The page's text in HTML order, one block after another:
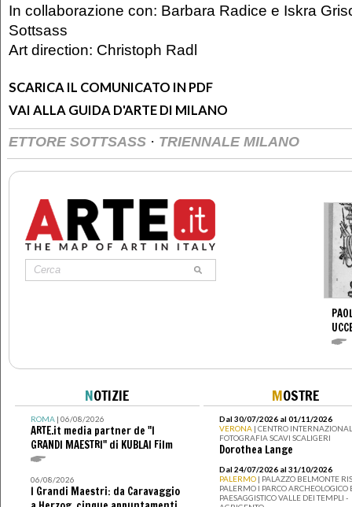
In collaborazione con: Barbara Radice e Iskra
Sottsass
Art direction: Christoph Radl
SCARICA IL COMUNICATO IN PDF
VAI ALLA GUIDA D'ARTE DI MILANO
ETTORE SOTTSASS · TRIENNALE MILANO
NOTIZIE
ROMA| 06/08/2026
ARTE.it media partner de "I
GRANDI MAESTRI" di KUBLAI Film
06/08/2026
I Grandi Maestri: da Caravaggio
MOSTRE
Dal 30/07/2026 al 01/11/2026
VERONA | CENTRO
FOTOGRAFIA SCAVI SCALIGERI
Dorothea Lange
Dal 24/07/2026 al 31/10/2026
PALERMO | PALAZZO BELMONTE
PALERMO I PARCO ARCHEOLOGICO
PAESAGGISTICO VALLE DEI TEMPLI -